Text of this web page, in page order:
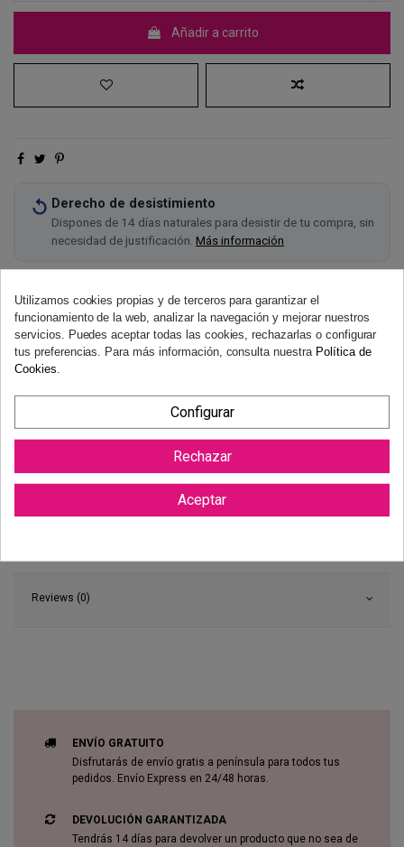
Añadir a carrito
Derecho de desistimiento
Dispones de 14 días naturales para desistir de tu compra, sin
necesidad de justificación. Más información
Reviews (0)
ENVÍO GRATUITO
Disfrutarás de envío gratis a península para todos tus
pedidos. Envío Express en 24/48 horas.
DEVOLUCIÓN GARANTIZADA
Tendrás 14 días para devolver un producto que no sea de
Utilizamos cookies propias y de terceros para garantizar el
funcionamiento de la web, analizar la navegación y mejorar nuestros
servicios. Puedes aceptar todas las cookies, rechazarlas o configurar
tus preferencias. Para más información, consulta nuestra Política de
Cookies
Configurar
Rechazar
Aceptar